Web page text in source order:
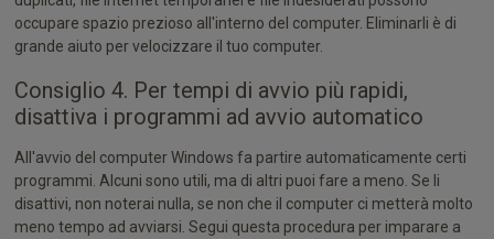
occupare spazio prezioso all'interno del computer. Eliminarli è di
grande aiuto per velocizzare il tuo computer.
Consiglio 4. Per tempi di avvio più rapidi,
disattiva i programmi ad avvio automatico
All'avvio del computer Windows fa partire automaticamente certi
programmi. Alcuni sono utili, ma di altri puoi fare a meno. Se li
disattivi, non noterai nulla, se non che il computer ci metterà molto
meno tempo ad avviarsi. Segui questa procedura per imparare a